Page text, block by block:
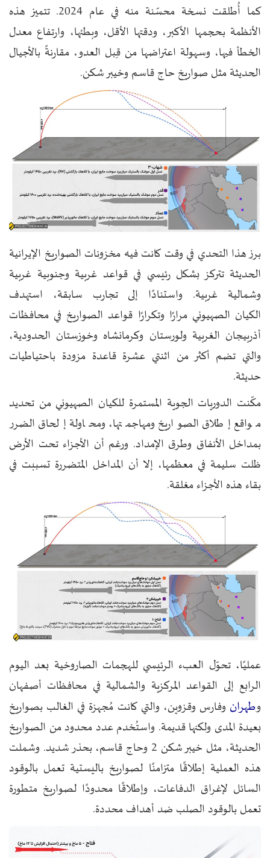
كما أُطلقت نسخة محسّنة منه في عام 2024. تتميز هذه
الأنظمة بحجمها الأكبر، ودقتها الأقل، وبطئها، وارتفاع معدل
الخطأ فيها، وسهولة اعتراضها من قِبل العدو، مقارنةً بالأجيال
الحديثةمثل صواريخ حاج قاسم وخيبر شكن.
برز هذا التحدي في وقت كانت فيه مخزونات الصواريخ الإيرانية
الحديثة تتركز بشكل رئيسي في قواعد غربية وجنوبية غربية
وشمالية غربية. واستنادًا إلى تجارب سابقة، استهدف
الكيان الصهيوني مرارًا وتكرارًا قواعد الصواريخ في محافظات
أذربيجان الغربية ولورستان وكرمانشاه وخوزستان الحدودية،
والتي تضم أكثر من اثنتي عشرة قاعدة مزودة باحتياطيات
حديثة.
مكّنت الدوريات الجوية المستمرة للكيان الصهيوني من تحديد
مواقع إطلاق الصواريخ ومهاجمتها، ومحاولة إلحاق الضرر
بمداخل الأنفاق وطرق الإمداد. ورغم أن الأجزاء تحت الأرض
ظلت سليمة في معظمها، إلا أن المداخل المتضررة تسببت في
بقاء هذه الأجزاء مغلقة.
عمليًا، تحوّل العبء الرئيسي للهجمات الصاروخية بعد اليوم
الرابع إلى القواعد المركزية والشمالية في محافظات أصفهان
وطهران وفارس وقزوين، والتي كانت مُجهزة في الغالب بصواريخ
بعيدة المدى ولكنها قديمة. واستُخدم عدد محدود من الصواريخ
الحديثة، مثل خيبر شكن 2 وحاج قاسم، بحذر شديد. وشملت
هذه العملية إطلاقًا متزامنًا لصواريخ باليستية تعمل بالوقود
السائل لإغراق الدفاعات، وإطلاقًا محدودًا لصواريخ متطورة
تعمل بالوقود الصلب ضد أهداف محددة.